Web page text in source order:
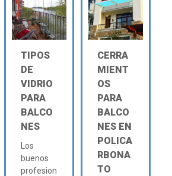
TIPOS
DE
VIDRIO
PARA
BALCO
NES
Los
buenos
profesion
CERRA
MIENT
OS
PARA
BALCO
NES EN
POLICA
RBONA
TO